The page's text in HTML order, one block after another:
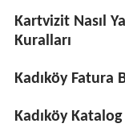
Kartvizit Nasıl
Kuralları
Kadıköy Fatura
Kadıköy Katalog